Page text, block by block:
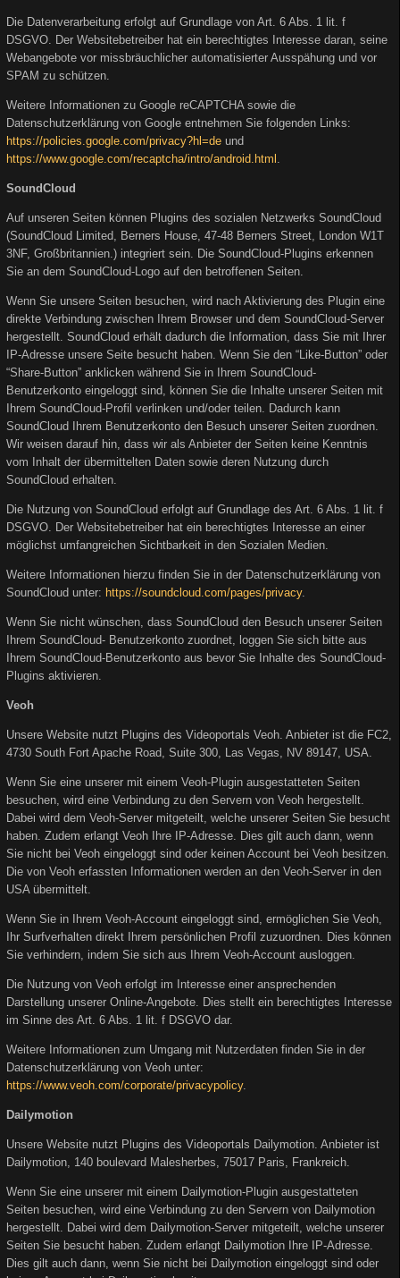
Die Datenverarbeitung erfolgt auf Grundlage von Art. 6 Abs. 1 lit. f
DSGVO. Der Websitebetreiber hat ein berechtigtes Interesse daran, seine
Webangebote vor missbräuchlicher automatisierter Ausspähung und vor
SPAM zu schützen.
Weitere Informationen zu Google reCAPTCHA sowie die
Datenschutzerklärung von Google entnehmen Sie folgenden Links:
https://policies.google.com/privacy?hl=de und
https://www.google.com/recaptcha/intro/android.html
SoundCloud
Auf unseren Seiten können Plugins des sozialen Netzwerks SoundCloud
(SoundCloud Limited, Berners House, 47-48 Berners Street, London W1T
3NF, Großbritannien.) integriert sein. Die SoundCloud-Plugins erkennen
Sie an dem SoundCloud-Logo auf den betroffenen Seiten.
Wenn Sie unsere Seiten besuchen, wird nach Aktivierung des Plugin eine
direkte Verbindung zwischen Ihrem Browser und dem SoundCloud-Server
hergestellt. SoundCloud erhält dadurch die Information, dass Sie mit Ihrer
IP-Adresse unsere Seite besucht haben. Wenn Sie den “Like-Button” oder
“Share-Button” anklicken während Sie in Ihrem SoundCloud-
Benutzerkonto eingeloggt sind, können Sie die Inhalte unserer Seiten mit
Ihrem SoundCloud-Profil verlinken und/oder teilen. Dadurch kann
SoundCloud Ihrem Benutzerkonto den Besuch unserer Seiten zuordnen.
Wir weisen darauf hin, dass wir als Anbieter der Seiten keine Kenntnis
vom Inhalt der übermittelten Daten sowie deren Nutzung durch
SoundCloud erhalten.
Die Nutzung von SoundCloud erfolgt auf Grundlage des Art. 6 Abs. 1 lit. f
DSGVO. Der Websitebetreiber hat ein berechtigtes Interesse an einer
möglichst umfangreichen Sichtbarkeit in den Sozialen Medien.
Weitere Informationen hierzu finden Sie in der Datenschutzerklärung von
SoundCloud unter: https://soundcloud.com/pages/privacy.
Wenn Sie nicht wünschen, dass SoundCloud den Besuch unserer Seiten
Ihrem SoundCloud- Benutzerkonto zuordnet, loggen Sie sich bitte aus
Ihrem SoundCloud-Benutzerkonto aus bevor Sie Inhalte des SoundCloud-
Plugins aktivieren.
Veoh
Unsere Website nutzt Plugins des Videoportals Veoh. Anbieter ist die FC2,
4730 South Fort Apache Road, Suite 300, Las Vegas, NV 89147, USA.
Wenn Sie eine unserer mit einem Veoh-Plugin ausgestatteten Seiten
besuchen, wird eine Verbindung zu den Servern von Veoh hergestellt.
Dabei wird dem Veoh-Server mitgeteilt, welche unserer Seiten Sie besucht
haben. Zudem erlangt Veoh Ihre IP-Adresse. Dies gilt auch dann, wenn
Sie nicht bei Veoh eingeloggt sind oder keinen Account bei Veoh besitzen.
Die von Veoh erfassten Informationen werden an den Veoh-Server in den
USA übermittelt.
Wenn Sie in Ihrem Veoh-Account eingeloggt sind, ermöglichen Sie Veoh,
Ihr Surfverhalten direkt Ihrem persönlichen Profil zuzuordnen. Dies können
Sie verhindern, indem Sie sich aus Ihrem Veoh-Account ausloggen.
Die Nutzung von Veoh erfolgt im Interesse einer ansprechenden
Darstellung unserer Online-Angebote. Dies stellt ein berechtigtes Interesse
im Sinne des Art. 6 Abs. 1 lit. f DSGVO dar.
Weitere Informationen zum Umgang mit Nutzerdaten finden Sie in der
Datenschutzerklärung von Veoh unter:
https://www.veoh.com/corporate/privacypolicy.
Dailymotion
Unsere Website nutzt Plugins des Videoportals Dailymotion. Anbieter ist
Dailymotion, 140 boulevard Malesherbes, 75017 Paris, Frankreich.
Wenn Sie eine unserer mit einem Dailymotion-Plugin ausgestatteten
Seiten besuchen, wird eine Verbindung zu den Servern von Dailymotion
hergestellt. Dabei wird dem Dailymotion-Server mitgeteilt, welche unserer
Seiten Sie besucht haben. Zudem erlangt Dailymotion Ihre IP-Adresse.
Dies gilt auch dann, wenn Sie nicht bei Dailymotion eingeloggt sind oder